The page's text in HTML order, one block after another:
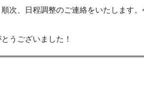
次、日程調整のご連絡をいたします
うございました！